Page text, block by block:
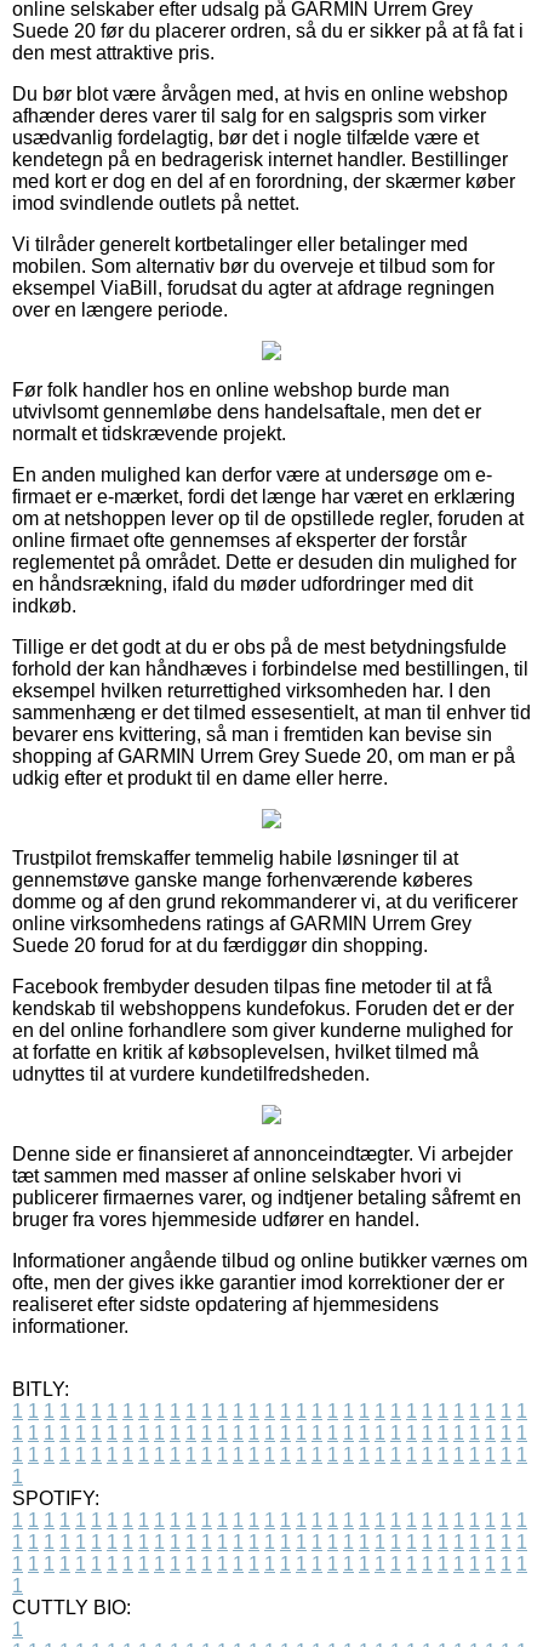
online selskaber efter udsalg på GARMIN Urrem Grey
Suede 20 før du placerer ordren, så du er sikker på at få fat i
den mest attraktive pris.
Du bør blot være årvågen med, at hvis en online webshop
afhænder deres varer til salg for en salgspris som virker
usædvanlig fordelagtig, bør det i nogle tilfælde være et
kendetegn på en bedragerisk internet handler. Bestillinger
med kort er dog en del af en forordning, der skærmer køber
imod svindlende outlets på nettet.
Vi tilråder generelt kortbetalinger eller betalinger med
mobilen. Som alternativ bør du overveje et tilbud som for
eksempel ViaBill, forudsat du agter at afdrage regningen
over en længere periode.
Før folk handler hos en online webshop burde man
utvivlsomt gennemløbe dens handelsaftale, men det er
normalt et tidskrævende projekt.
En anden mulighed kan derfor være at undersøge om e-
firmaet er e-mærket, fordi det længe har været en erklæring
om at netshoppen lever op til de opstillede regler, foruden at
online firmaet ofte gennemses af eksperter der forstår
reglementet på området. Dette er desuden din mulighed for
en håndsrækning, ifald du møder udfordringer med dit
indkøb.
Tillige er det godt at du er obs på de mest betydningsfulde
forhold der kan håndhæves i forbindelse med bestillingen, til
eksempel hvilken returrettighed virksomheden har. I den
sammenhæng er det tilmed essesentielt, at man til enhver tid
bevarer ens kvittering, så man i fremtiden kan bevise sin
shopping af GARMIN Urrem Grey Suede 20, om man er på
udkig efter et produkt til en dame eller herre.
Trustpilot fremskaffer temmelig habile løsninger til at
gennemstøve ganske mange forhenværende køberes
domme og af den grund rekommanderer vi, at du verificerer
online virksomhedens ratings af GARMIN Urrem Grey
Suede 20 forud for at du færdiggør din shopping.
Facebook frembyder desuden tilpas fine metoder til at få
kendskab til webshoppens kundefokus. Foruden det er der
en del online forhandlere som giver kunderne mulighed for
at forfatte en kritik af købsoplevelsen, hvilket tilmed må
udnyttes til at vurdere kundetilfredsheden.
Denne side er finansieret af annonceindtægter. Vi arbejder
tæt sammen med masser af online selskaber hvori vi
publicerer firmaernes varer, og indtjener betaling såfremt en
bruger fra vores hjemmeside udfører en handel.
Informationer angående tilbud og online butikker værnes om
ofte, men der gives ikke garantier imod korrektioner der er
realiseret efter sidste opdatering af hjemmesidens
informationer.
BITLY:
1 1 1 1 1 1 1 1 1 1 1 1 1 1 1 1 1 1 1 1 1 1 1 1 1 1 1 1 1 1 1 1 1
1 1 1 1 1 1 1 1 1 1 1 1 1 1 1 1 1 1 1 1 1 1 1 1 1 1 1 1 1 1 1 1 1
1 1 1 1 1 1 1 1 1 1 1 1 1 1 1 1 1 1 1 1 1 1 1 1 1 1 1 1 1 1 1 1 1
1
SPOTIFY:
1 1 1 1 1 1 1 1 1 1 1 1 1 1 1 1 1 1 1 1 1 1 1 1 1 1 1 1 1 1 1 1 1
1 1 1 1 1 1 1 1 1 1 1 1 1 1 1 1 1 1 1 1 1 1 1 1 1 1 1 1 1 1 1 1 1
1 1 1 1 1 1 1 1 1 1 1 1 1 1 1 1 1 1 1 1 1 1 1 1 1 1 1 1 1 1 1 1 1
1
CUTTLY BIO:
1